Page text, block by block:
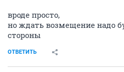
вроде просто,
но ждать возмещение надо
стороны
ОТВЕТИТЬ